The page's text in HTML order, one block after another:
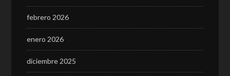
febrero 2026
enero 2026
diciembre 2025